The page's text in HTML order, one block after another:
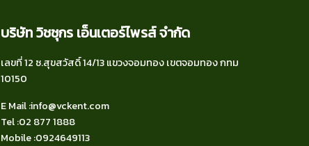
บริษัท วิชชุกร เอ็นเตอร์ไพรส์ จำกัด
เลขที่ 12 ซ.สุขสวัสดิ์ 14/13 แขวงจอมทอง เขตจอมทอง กทม
10150
E Mail :info@vckent.com
Tel:02 877 1888
Mobile :0924649113